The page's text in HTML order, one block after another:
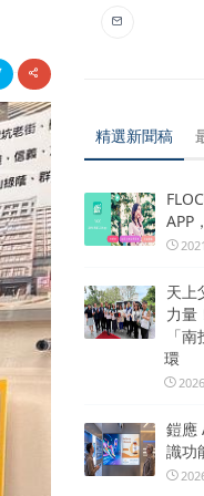
精選新聞稿
APP
天上
力量
「
環
鎧應
識功